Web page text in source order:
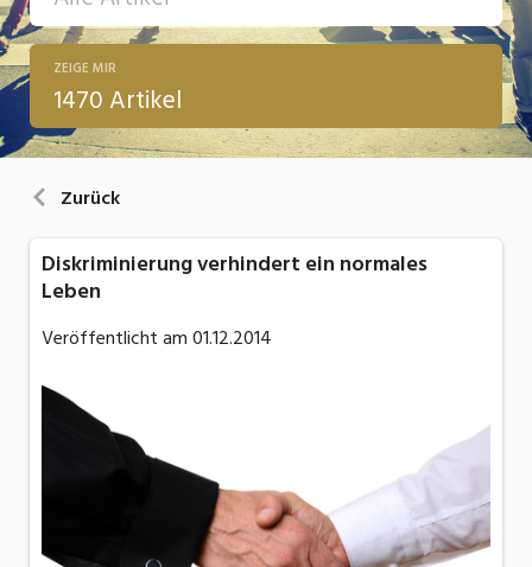
13 Fragen - 13 Antworten
Arbeit
ZEIGE MIR
1470 Artikel
Zurück
Diskriminierung verhindert ein normales
Leben
Veröffentlicht am01.12.2014